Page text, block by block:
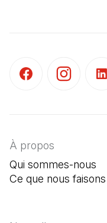
À propos
Qui sommes-nous
Ce que nous faisons